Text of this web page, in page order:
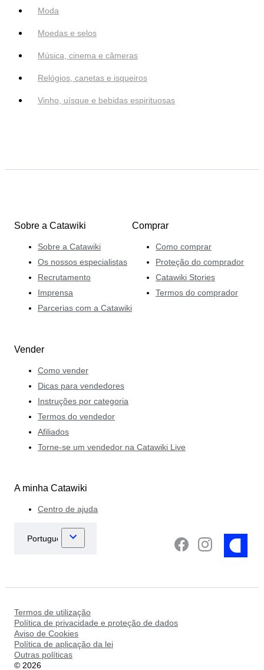
Moda
Moedas e selos
Música, cinema e câmeras
Relógios, canetas e isqueiros
Vinho, uísque e bebidas espirituosas
Sobre a Catawiki
Sobre a Catawiki
Os nossos especialistas
Recrutamento
Imprensa
Parcerias com a Catawiki
Comprar
Como comprar
Proteção do comprador
Catawiki Stories
Termos do comprador
Vender
Como vender
Dicas para vendedores
Instruções por categoria
Termos do vendedor
Afiliados
Torne-se um vendedor na Catawiki Live
A minha Catawiki
Centro de ajuda
Termos de utilização
Política de privacidade e proteção de dados
Aviso de Cookies
Política de aplicação da lei
Outras políticas
© 2026